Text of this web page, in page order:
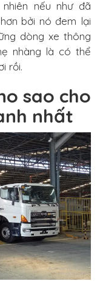
nếu như đã
bởi nó đem lại
dòng xe thông
nhàng là có thể
rồi.
sao cho
nhất